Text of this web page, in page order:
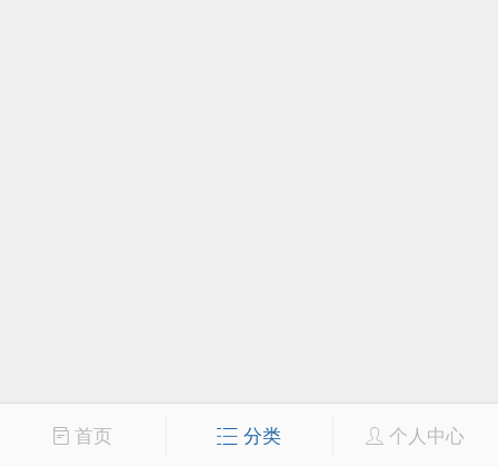
首页 分类 个人中心